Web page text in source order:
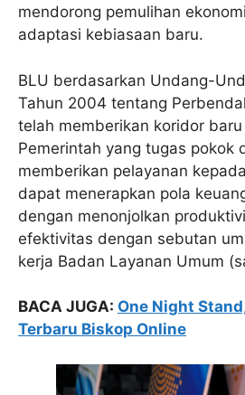
mendorong pemulihan
adaptasi kebiasaan baru.
BLU berdasarkan Undang-
Tahun 2004 tentang
telah memberikan koridor
Pemerintah yang tugas pokok
memberikan pelayanan
dapat menerapkan pola
dengan menonjolkan
efektivitas dengan sebutan
kerja Badan Layanan Umum
BACA JUGA: One Night
Terbaru Biskop Online